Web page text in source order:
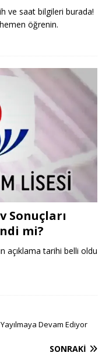
ve saat bilgileri burada!
öğrenin.
Sonuçları
mi?
açıklama tarihi belli oldu
Devam Ediyor
SONRAKI